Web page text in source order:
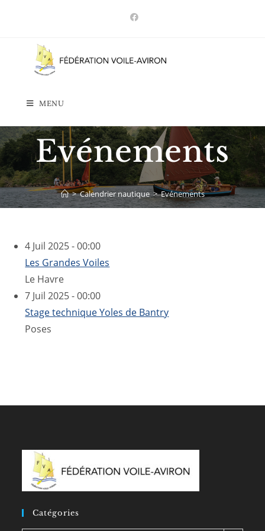
MENU
Evénements
> Calendrier nautique > Evénements
4 Juil 2025 - 00:00
Les Grandes Voiles
Le Havre
7 Juil 2025 - 00:00
Stage technique Yoles de Bantry
Poses
Catégories